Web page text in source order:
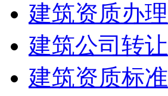
建筑资质办理
建筑公司转让
建筑资质标准